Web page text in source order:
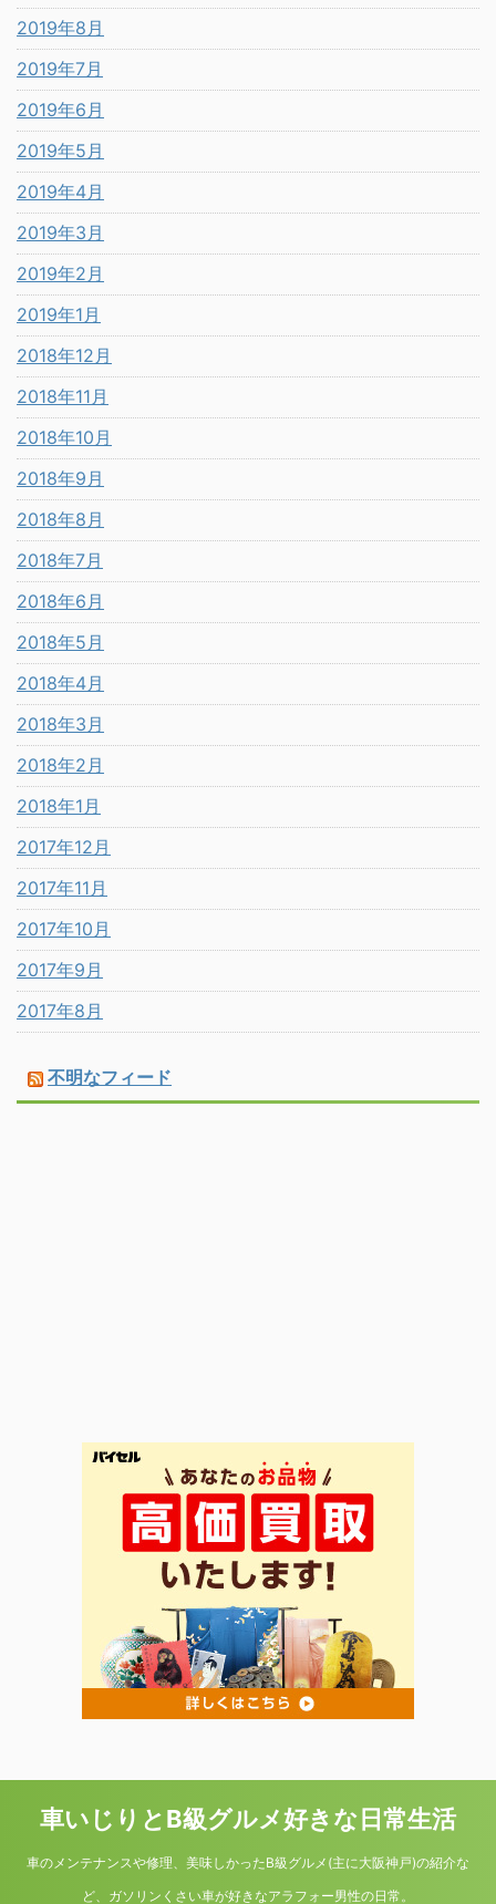
2019年8月
2019年7月
2019年6月
2019年5月
2019年4月
2019年3月
2019年2月
2019年1月
2018年12月
2018年11月
2018年10月
2018年9月
2018年8月
2018年7月
2018年6月
2018年5月
2018年4月
2018年3月
2018年2月
2018年1月
2017年12月
2017年11月
2017年10月
2017年9月
2017年8月
不明なフィード
車いじりとB級グルメ好きな日常生活
車のメンテナンスや修理、美味しかったB級グルメ(主に大阪神戸)の紹介な
ど、ガソリンくさい車が好きなアラフォー男性の日常。